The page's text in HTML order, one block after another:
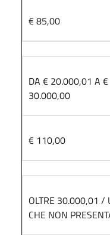
€ 85,00
DA € 20.000,01 A €
30.000,00
€ 110,00
OLTRE 30.000,01 /
CHE NON